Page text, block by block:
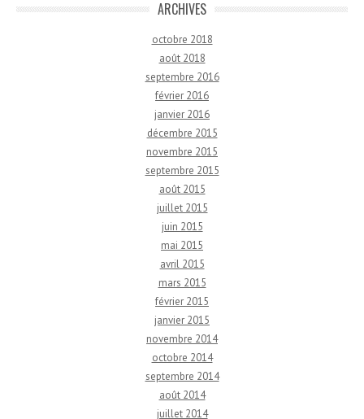
ARCHIVES
octobre 2018
août 2018
septembre 2016
février 2016
janvier 2016
décembre 2015
novembre 2015
septembre 2015
août 2015
juillet 2015
juin 2015
mai 2015
avril 2015
mars 2015
février 2015
janvier 2015
novembre 2014
octobre 2014
septembre 2014
août 2014
juillet 2014